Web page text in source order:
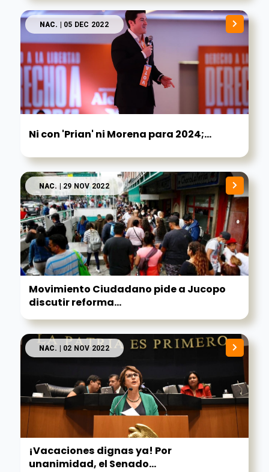
NAC. | 05 DEC 2022
Ni con 'Prian' ni Morena para 2024;...
NAC. | 29 NOV 2022
Movimiento Ciudadano pide a Jucopo
discutir reforma...
NAC. | 02 NOV 2022
¡Vacaciones dignas ya! Por
unanimidad, el Senado...